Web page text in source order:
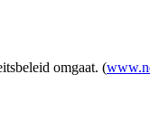
omgaat. (